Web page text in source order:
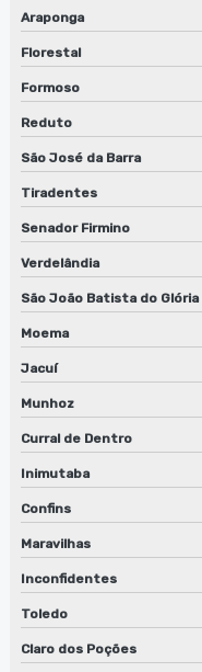
Araponga
Florestal
Formoso
Reduto
São José da Barra
Tiradentes
Senador Firmino
Verdelândia
São João Batista do Glória
Moema
Jacuí
Munhoz
Curral de Dentro
Inimutaba
Confins
Maravilhas
Inconfidentes
Toledo
Claro dos Poções